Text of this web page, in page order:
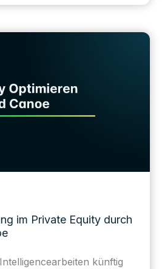
im Private Equity durch
Intelligencearbeiten künftig